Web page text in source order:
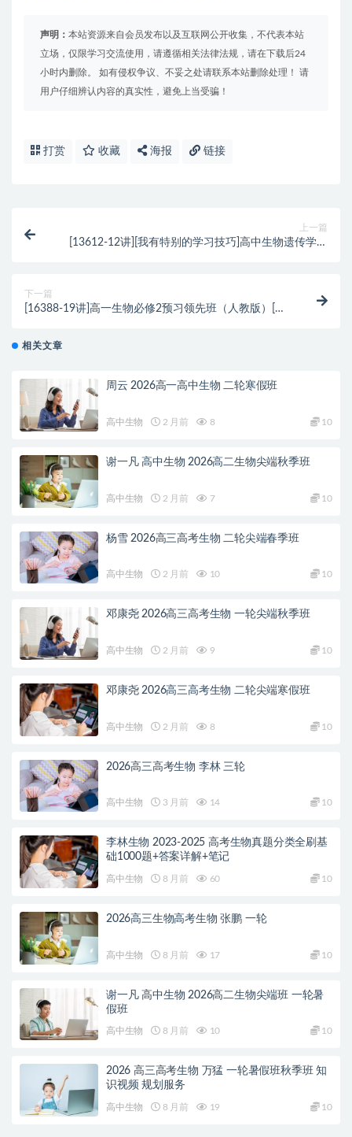
声明： 本站资源来自会员发布以及互联网公开收集，不代表本站
立场，仅限学习交流使用，请遵循相关法律法规，请在下载后24
小时内删除。 如有侵权争议、不妥之处请联系本站删除处理！ 请
用户仔细辨认内容的真实性，避免上当受骗！
打赏 收藏 海报 链接
上一篇
[13612-12讲][我有特别的学习技巧]高中生物遗传学专
下一篇
[16388-19讲]高一生物必修2预习领先班（人教版）[高
相关文章
周云 2026高一高中生物 二轮寒假班
高中生物 2 月前 8 10
谢一凡 高中生物 2026高二生物尖端秋季班
高中生物 2 月前 7 10
杨雪 2026高三高考生物 二轮尖端春季班
高中生物 2 月前 10 10
邓康尧 2026高三高考生物 一轮尖端秋季班
高中生物 2 月前 9 10
邓康尧 2026高三高考生物 二轮尖端寒假班
高中生物 2 月前 8 10
2026高三高考生物 李林 三轮
高中生物 3 月前 14 10
李林生物 2023-2025 高考生物真题分类全刷基
础1000题+答案详解+笔记
高中生物 8 月前 60 10
2026高三生物高考生物 张鹏 一轮
高中生物 8 月前 17 10
谢一凡 高中生物 2026高二生物尖端班 一轮暑
假班
高中生物 8 月前 10 10
2026 高三高考生物 万猛 一轮暑假班秋季班 知
识视频 规划服务
高中生物 8 月前 19 10